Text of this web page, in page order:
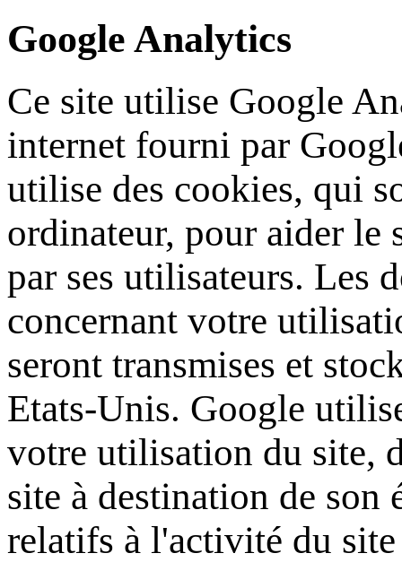
Google Analytics
Ce site utilise Google
internet fourni par
utilise des cookies, qui
ordinateur, pour aider le
par ses utilisateurs. Les
concernant votre
seront transmises et
Etats-Unis. Google
votre utilisation du site,
site à destination de son
relatifs à l'activité du